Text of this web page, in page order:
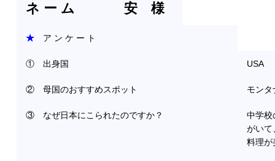
採用企業の方へ 転職希望の方
ネ ー ム
安 様
★ ア ン ケ ー ト
① 出身国 USA
② 母国のおすすめスポット モンタ
③ なぜ日本にこられたのですか？
中学校
がいて
料理が